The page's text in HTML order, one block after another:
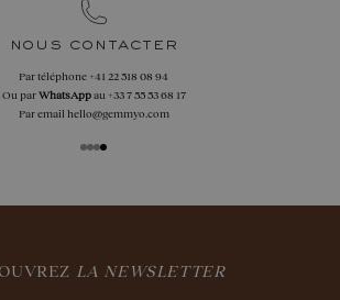
nous contacter
Par téléphone+41 22 518 08 94
Ou parWhatsAppau +33 7 55 53 68 17
Par email hello@gemmyo.com
LA NEWSLETTER